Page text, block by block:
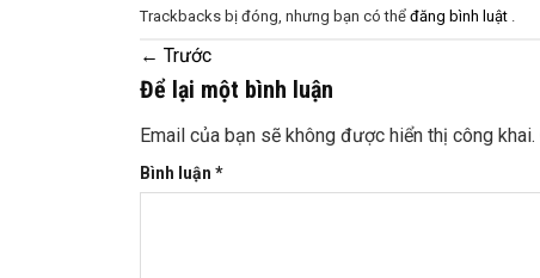
Trackbacks bị đóng, nhưng bạn có thể đăng bình luật .
← Trước
Để lại một bình luận
Email của bạn sẽ không được hiển thị công khai.
Bình luận *